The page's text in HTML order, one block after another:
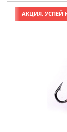
АКЦИЯ. УСПЕЙ